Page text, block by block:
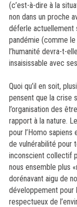
(c’est-à-dire à la
non dans un proche
déferle actuellement
pandémie (comme
l’humanité devra-t-
insaisissable avec
Quoi qu’il en soit,
pensent que la crise
l’organisation des
rapport à la nature.
pour l’Homo
de vulnérabilité pour
inconscient collectif
nous ensemble plus
dorénavant aigu de
développement pour
respectueux de